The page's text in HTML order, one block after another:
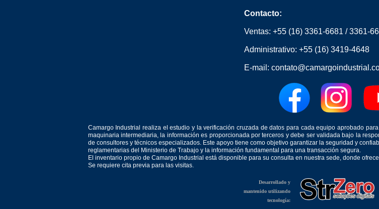
Contacto:
Ventas: +55 (16) 3361-6681 /3361-
Administrativo: +55 (16) 3419-4648
E-mail:
Camargo Industrial realiza el estudio y la verificación cruzada de datos para cada equipo aprobado
maquinaria intermediaria, la información es proporcionada por terceros y debe ser validada bajo la
de consultores y técnicos especializados. Este apoyo tiene como objetivo garantizar la seguridad y
reglamentarias del Ministerio de Trabajo y la información fundamental para una transacción segura.
El inventario propio de Camargo Industrial está disponible para su consulta en nuestra sede, donde
Se requiere cita previa para las visitas.
Desarrollado y
mantenido utilizando
tecnología: